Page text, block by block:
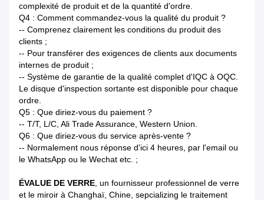
complexité de produit et de la quantité d'ordre.
Q4 : Comment commandez-vous la qualité du produit ?
-- Comprenez clairement les conditions du produit des
clients ;
-- Pour transférer des exigences de clients aux documents
internes de produit ;
-- Système de garantie de la qualité complet d'IQC à OQC.
Le disque d'inspection sortante est disponible pour chaque
ordre.
Q5 : Que diriez-vous du paiement ?
-- T/T, L/C, Ali Trade Assurance, Western Union.
Q6 : Que diriez-vous du service après-vente ?
-- Normalement nous réponse d'ici 4 heures, par l'email ou
le WhatsApp ou le Wechat etc. ;
ÉVALUE DE VERRE , un fournisseur professionnel de verre
et le miroir à Changhaï, Chine, sepcializing le traitement